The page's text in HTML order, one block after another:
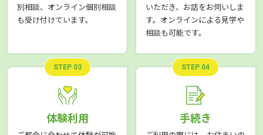
別相談、オンライン個別相談
も受け付けています。
いただき、お話をお伺いしま
す。オンラインによる見学や
相談も可能です。
STEP 03
体験利用
STEP 04
手続き